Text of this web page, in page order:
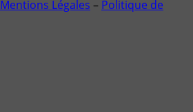
Mentions Légales – Politique de